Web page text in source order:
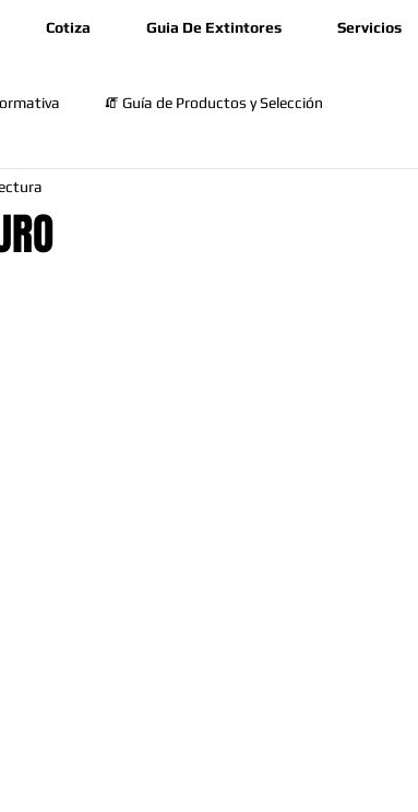
Cotiza Guia De Extintores Servicios
🧯 Guía de Productos y Selección